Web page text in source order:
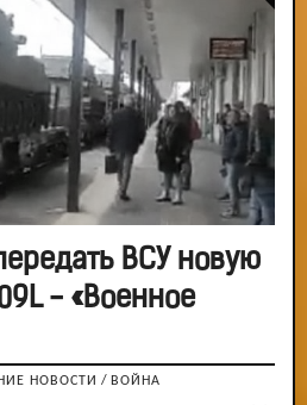
ВСУ новую
- «Военное
НОВОСТИ / ВОЙНА